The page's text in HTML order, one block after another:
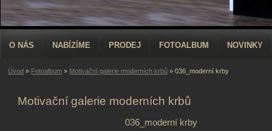
O NÁS NABÍZÍME PRODEJ FOTOALBUM NOVINKY
Úvod » Fotoalbum » Motivační galerie moderních krbů » 036_moderní krby
Motivační galerie moderních krbů
036_moderní krby